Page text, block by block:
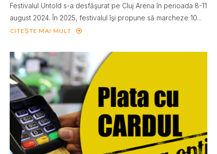
Festivalul Untold s-a desfăşurat pe Cluj Arena în perioada 8-11
august 2024. În 2025, festivalul îşi propune să marcheze 10...
CITEȘTE MAI MULT